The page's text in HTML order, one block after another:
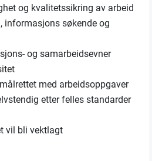
og kvalitetssikring av arbeid
informasjons søkende og
og samarbeidsevner
med arbeidsoppgaver
etter felles standarder
vil bli vektlagt